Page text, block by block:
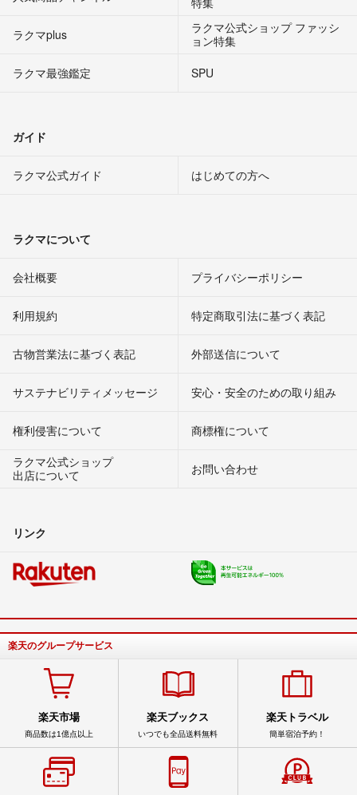
ラクマplus
ラクマ公式ショップ ファッシ
ョン特集
ラクマ最強鑑定
SPU
ガイド
ラクマ公式ガイド はじめての方へ
ラクマについて
会社概要 プライバシーポリシー
利用規約 特定商取引法に基づく表記
古物営業法に基づく表記 外部送信について
サステナビリティメッセージ 安心・安全のための取り組み
権利侵害について
商標権について
ラクマ公式ショップ
出店について
お問い合わせ
リンク
楽天のグループサービス
楽天市場
商品数は1億点以上
楽天ブックス
いつでも全品送料無料
楽天トラベル
簡単宿泊予約！